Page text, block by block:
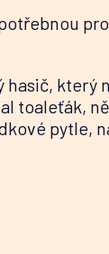
hasič, který
toaleťák,
pytle,